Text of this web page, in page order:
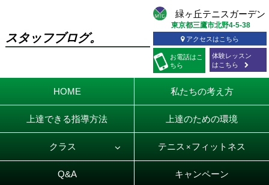
スタッフブログ。
お電話はこ
ちら
東京都三鷹市北野4-5-38
アクセスはこちら
体験レッスン
はこちら
HOME 私たちの考え方
上達できる指導方法 上達のための環境
クラス テニス × フィットネス
Q&A キャンペーン